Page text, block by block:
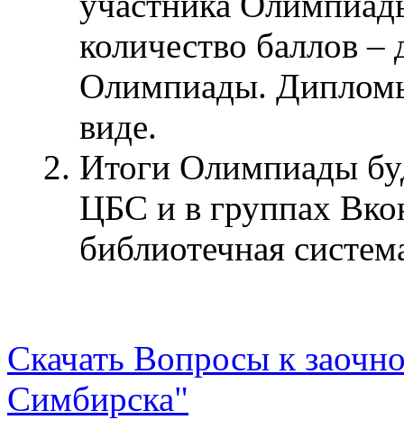
количество баллов
Олимпиады.
виде.
Итоги Олимпиады
ЦБС и в группах
библиотечная
Скачать Вопросы к
Симбирска"